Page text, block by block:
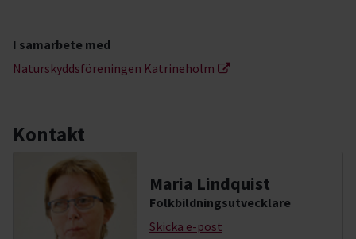
I samarbete med
Naturskyddsföreningen Katrineholm
Kontakt
Maria Lindquist
Folkbildningsutvecklare
Skicka e-post